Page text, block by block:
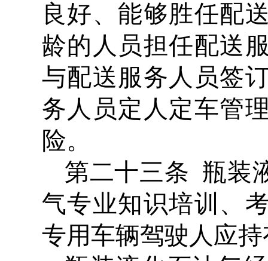
良好、能够胜任配
龄的人员担任配送
与配送服务人员签
务人员定人定车管
险。
第二十三条 瓶装
气专业知识培训、
专用车辆驾驶人应